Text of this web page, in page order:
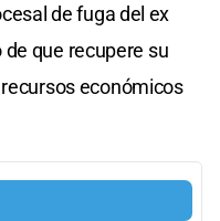
de fuga del ex
que recupere su
económicos